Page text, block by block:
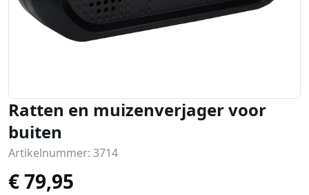
Ratten en muizenverjager voor
buiten
Artikelnummer: 3714
€79,95